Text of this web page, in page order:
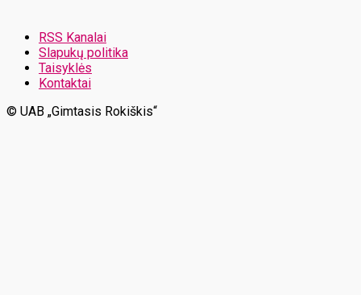
RSS Kanalai
Slapukų politika
Taisyklės
Kontaktai
© UAB „Gimtasis Rokiškis“